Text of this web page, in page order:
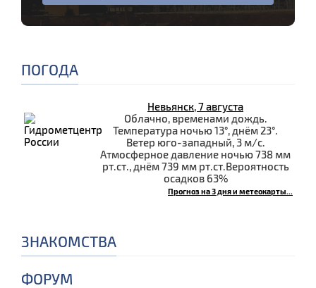
ПОГОДА
Невьянск, 7 августа
Облачно, временами дождь.
Температура ночью 13°, днём 23°.
Ветер юго-западный, 3 м/с.
Атмосферное давление ночью 738 мм
рт.ст., днём 739 мм рт.ст.Вероятность
осадков 63%
Прогноз на 3 дня и метеокарты...
ЗНАКОМСТВА
ФОРУМ